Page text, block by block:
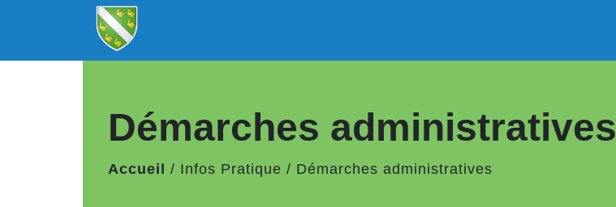
Démarches administratives
Accueil / Infos Pratique / Démarches administratives